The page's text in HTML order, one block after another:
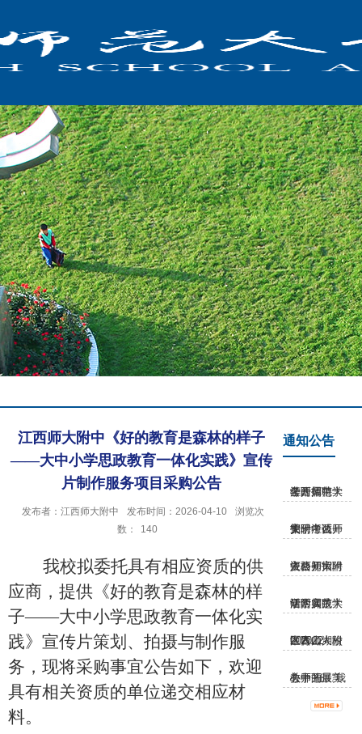
江西师大附中《好的教育是森林的样子
——大中小学思政教育一体化实践》宣传
片制作服务项目采购公告
发布者：江西师大附中 发布时间：2026-04-10
浏览次
数：
140
我校拟委托具有相应资质的供
应商，提供《好的教育是森林的样
子——大中小学思政教育一体化实
践》宣传片策划、拍摄与制作服
务，现将采购事宜公告如下，欢迎
具有相关资质的单位递交相应材
料。
通知公告
江西师范大学附属中学公开招聘考...
关于江西师大附中公开招聘考试安...
江西师大附中公开招聘资格初审入...
江西师范大学附属中学研学实践活...
江西师大附中青山湖校区2022-202...
关于开展“我心中的最美教师”征...